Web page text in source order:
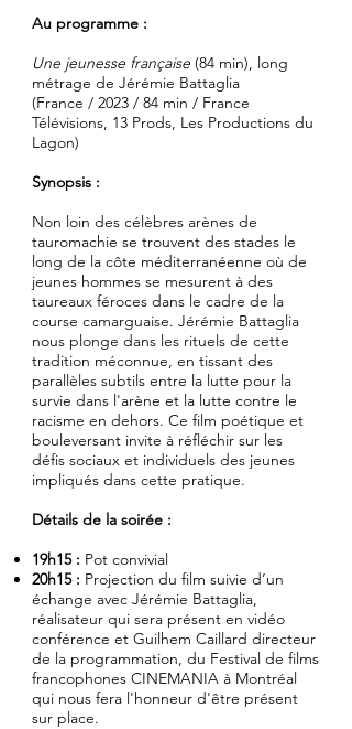
Au programme :
Une jeunesse française (84 min), long
métrage de Jérémie Battaglia
(France / 2023 / 84 min / France
Télévisions, 13 Prods, Les Productions du
Lagon)
Synopsis :
Non loin des célèbres arènes de
tauromachie se trouvent des stades le
long de la côte méditerranéenne où de
jeunes hommes se mesurent à des
taureaux féroces dans le cadre de la
course camarguaise. Jérémie Battaglia
nous plonge dans les rituels de cette
tradition méconnue, en tissant des
parallèles subtils entre la lutte pour la
survie dans l'arène et la lutte contre le
racisme en dehors. Ce film poétique et
bouleversant invite à réfléchir sur les
défis sociaux et individuels des jeunes
impliqués dans cette pratique.
Détails de la soirée :
19h15 : Pot convivial
20h15 : Projection du film suivie d’un
échange avec Jérémie Battaglia,
réalisateur qui sera présent en vidéo
conférence et Guilhem Caillard directeur
de la programmation, du Festival de films
francophones CINEMANIA à Montréal
qui nous fera l'honneur d'être présent
sur place.